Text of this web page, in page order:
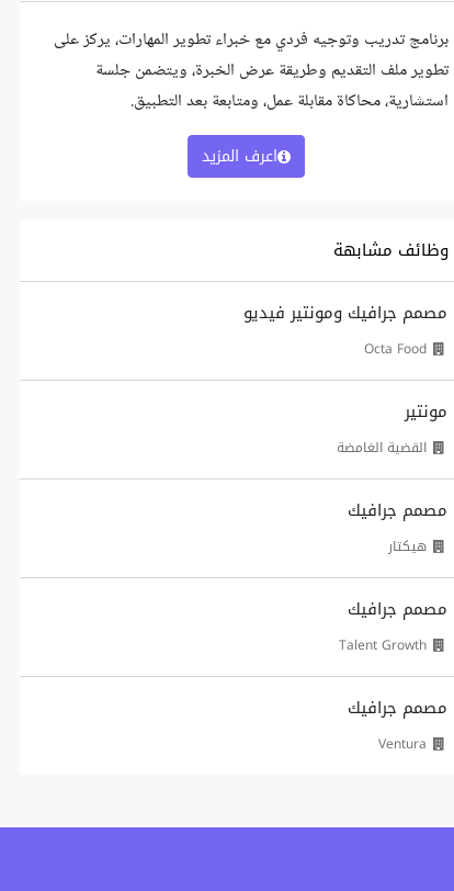
برنامج تدريب وتوجيه فردي مع خبراء تطوير المهارات، يركز على
تطوير ملف التقديم وطريقة عرض الخبرة، ويتضمن جلسة
استشارية، محاكاة مقابلة عمل، ومتابعة بعد التطبيق.
اعرف المزيد
وظائف مشابهة
مصمم جرافيك ومونتير فيديو
Octa Food
مونتير
القضية الغامضة
مصمم جرافيك
هيكتار
مصمم جرافيك
Talent Growth
مصمم جرافيك
Ventura